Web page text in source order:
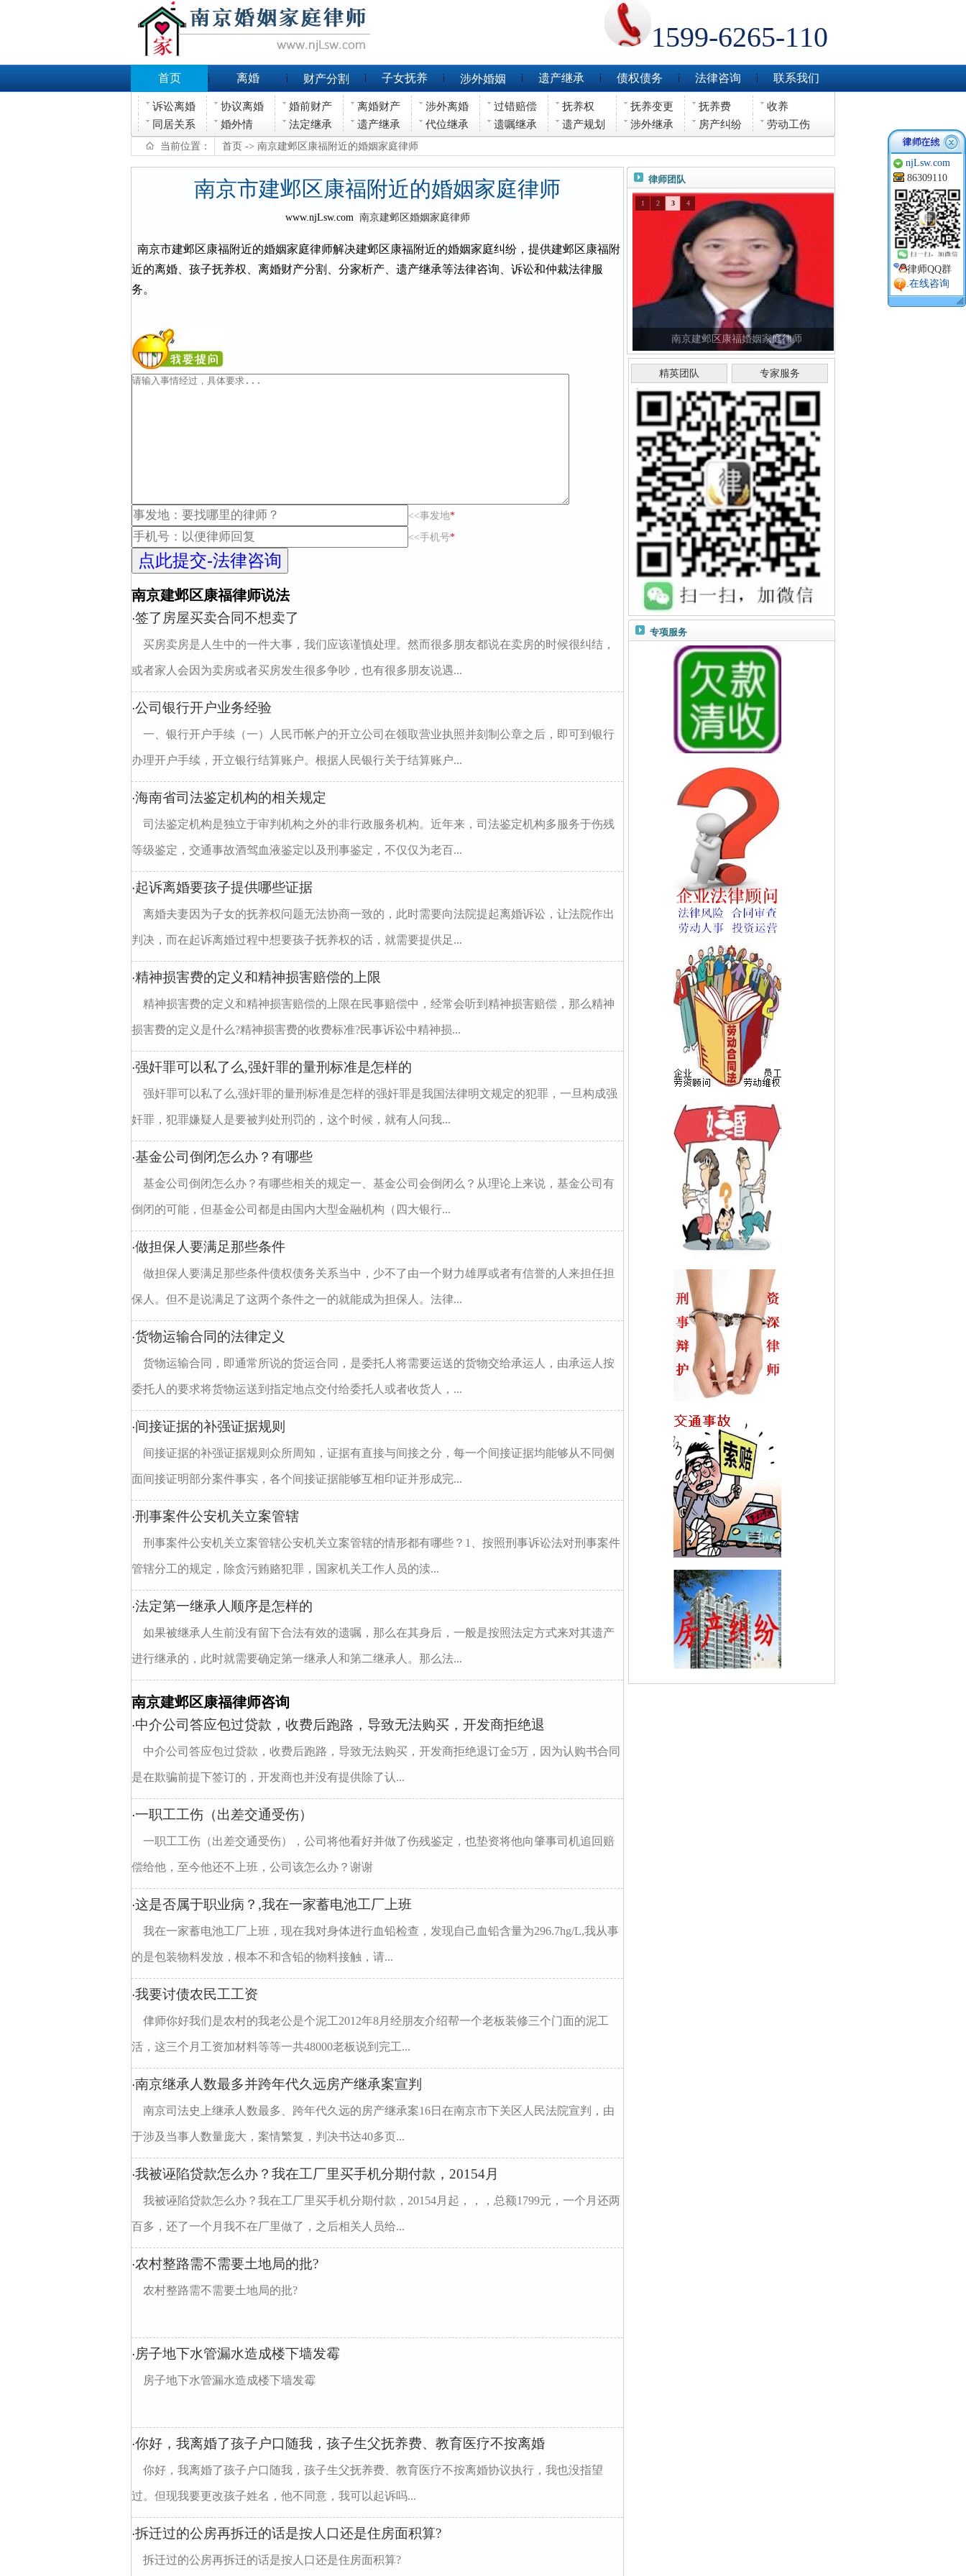
1599-6265-110
首页 离婚 财产分割 子女抚养 涉外婚姻 遗产继承 债权债务 法律咨询 联系我们
诉讼离婚 协议离婚 婚前财产 离婚财产 涉外离婚 过错赔偿 抚养权 抚养变更 抚养费
收养
同居关系
婚外情 法定继承 遗产继承 代位继承 遗嘱继承 遗产规划 涉外继承 房产纠纷 劳动工伤
当前位置： 首页 -> 南京建邺区康福附近的婚姻家庭律师
南京市建邺区康福附近的婚姻家庭律师
www.njLsw.com 南京建邺区婚姻家庭律师
南京市建邺区康福附近的婚姻家庭律师解决建邺区康福附近的婚姻家庭纠纷，提供建邺区康福附
近的离婚、孩子抚养权、离婚财产分割、分家析产、遗产继承等法律咨询、诉讼和仲裁法律服
务。
<<事发地*
<<手机号*
南京建邺区康福律师说法
·签了房屋买卖合同不想卖了
买房卖房是人生中的一件大事，我们应该谨慎处理。然而很多朋友都说在卖房的时候很纠结，
或者家人会因为卖房或者买房发生很多争吵，也有很多朋友说遇...
·公司银行开户业务经验
一、银行开户手续（一）人民币帐户的开立公司在领取营业执照并刻制公章之后，即可到银行
办理开户手续，开立银行结算账户。根据人民银行关于结算账户...
·海南省司法鉴定机构的相关规定
司法鉴定机构是独立于审判机构之外的非行政服务机构。近年来，司法鉴定机构多服务于伤残
等级鉴定，交通事故酒驾血液鉴定以及刑事鉴定，不仅仅为老百...
·起诉离婚要孩子提供哪些证据
离婚夫妻因为子女的抚养权问题无法协商一致的，此时需要向法院提起离婚诉讼，让法院作出
判决，而在起诉离婚过程中想要孩子抚养权的话，就需要提供足...
·精神损害费的定义和精神损害赔偿的上限
精神损害费的定义和精神损害赔偿的上限在民事赔偿中，经常会听到精神损害赔偿，那么精神
损害费的定义是什么?精神损害费的收费标准?民事诉讼中精神损...
·强奸罪可以私了么,强奸罪的量刑标准是怎样的
强奸罪可以私了么,强奸罪的量刑标准是怎样的强奸罪是我国法律明文规定的犯罪，一旦构成强
奸罪，犯罪嫌疑人是要被判处刑罚的，这个时候，就有人问我...
·基金公司倒闭怎么办？有哪些
基金公司倒闭怎么办？有哪些相关的规定一、基金公司会倒闭么？从理论上来说，基金公司有
倒闭的可能，但基金公司都是由国内大型金融机构（四大银行...
·做担保人要满足那些条件
做担保人要满足那些条件债权债务关系当中，少不了由一个财力雄厚或者有信誉的人来担任担
保人。但不是说满足了这两个条件之一的就能成为担保人。法律...
·货物运输合同的法律定义
货物运输合同，即通常所说的货运合同，是委托人将需要运送的货物交给承运人，由承运人按
委托人的要求将货物运送到指定地点交付给委托人或者收货人，...
·间接证据的补强证据规则
间接证据的补强证据规则众所周知，证据有直接与间接之分，每一个间接证据均能够从不同侧
面间接证明部分案件事实，各个间接证据能够互相印证并形成完...
·刑事案件公安机关立案管辖
刑事案件公安机关立案管辖公安机关立案管辖的情形都有哪些？1、按照刑事诉讼法对刑事案件
管辖分工的规定，除贪污贿赂犯罪，国家机关工作人员的渎...
·法定第一继承人顺序是怎样的
如果被继承人生前没有留下合法有效的遗嘱，那么在其身后，一般是按照法定方式来对其遗产
进行继承的，此时就需要确定第一继承人和第二继承人。那么法...
南京建邺区康福律师咨询
·中介公司答应包过贷款，收费后跑路，导致无法购买，开发商拒绝退
中介公司答应包过贷款，收费后跑路，导致无法购买，开发商拒绝退订金5万，因为认购书合同
是在欺骗前提下签订的，开发商也并没有提供除了认...
·一职工工伤（出差交通受伤）
一职工工伤（出差交通受伤），公司将他看好并做了伤残鉴定，也垫资将他向肇事司机追回赔
偿给他，至今他还不上班，公司该怎么办？谢谢
·这是否属于职业病？,我在一家蓄电池工厂上班
我在一家蓄电池工厂上班，现在我对身体进行血铅检查，发现自己血铅含量为296.7hg/L,我从事
的是包装物料发放，根本不和含铅的物料接触，请...
·我要讨债农民工工资
侓师你好我们是农村的我老公是个泥工2012年8月经朋友介绍帮一个老板装修三个门面的泥工
活，这三个月工资加材料等等一共48000老板说到完工...
·南京继承人数最多并跨年代久远房产继承案宣判
南京司法史上继承人数最多、跨年代久远的房产继承案16日在南京市下关区人民法院宣判，由
于涉及当事人数量庞大，案情繁复，判决书达40多页...
·我被诬陷贷款怎么办？我在工厂里买手机分期付款，20154月
我被诬陷贷款怎么办？我在工厂里买手机分期付款，20154月起，，，总额1799元，一个月还两
百多，还了一个月我不在厂里做了，之后相关人员给...
·农村整路需不需要土地局的批?
农村整路需不需要土地局的批?
·房子地下水管漏水造成楼下墙发霉
房子地下水管漏水造成楼下墙发霉
·你好，我离婚了孩子户口随我，孩子生父抚养费、教育医疗不按离婚
你好，我离婚了孩子户口随我，孩子生父抚养费、教育医疗不按离婚协议执行，我也没指望
过。但现我要更改孩子姓名，他不同意，我可以起诉吗...
·拆迁过的公房再拆迁的话是按人口还是住房面积算?
拆迁过的公房再拆迁的话是按人口还是住房面积算?
律师团队
南京建邺区康福婚姻家庭律师
1 2 3 4
精英团队 专家服务
专项服务
沙洲婚姻家庭律师 长江五桥婚姻家庭律
njLsw.com
86309110
律师QQ群
.在线咨询